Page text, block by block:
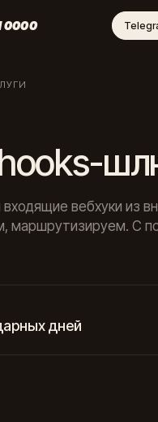
вебхуки из
маршрутизируем. С
дней